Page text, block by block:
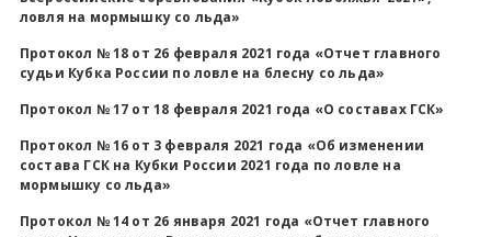
ловля на мормышку со льда»
Протокол № 18 от 26 февраля 2021 года «Отчет главного
судьи Кубка России по ловле на блесну со льда»
Протокол № 17 от 18 февраля 2021 года «О составах ГСК»
Протокол № 16 от 3 февраля 2021 года «Об изменении
состава ГСК на Кубки России 2021 года по ловле на
мормышку со льда»
Протокол № 14 от 26 января 2021 года «Отчет главного